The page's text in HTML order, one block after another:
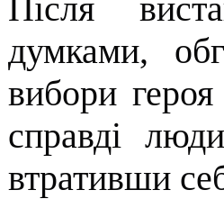
Після
думками,
вибори
справді
втративши